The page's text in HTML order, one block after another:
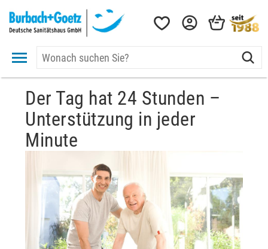
Der Tag hat 24 Stunden –
Unterstützung in jeder
Minute